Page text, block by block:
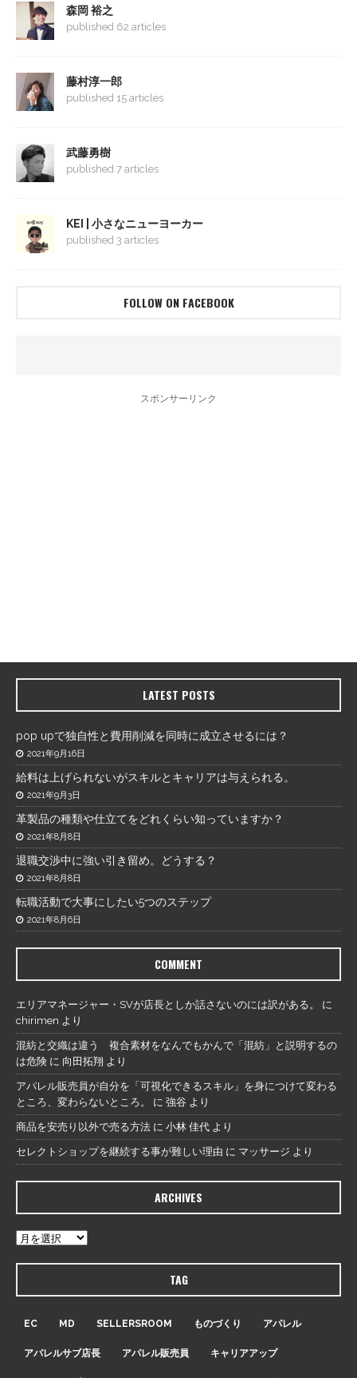
森岡 裕之
published 62 articles
藤村淳一郎
published 15 articles
武藤勇樹
published 7 articles
KEI | 小さなニューヨーカー
published 3 articles
FOLLOW ON FACEBOOK
スポンサーリンク
LATEST POSTS
pop upで独自性と費用削減を同時に成立させるには？
2021年9月16日
給料は上げられないがスキルとキャリアは与えられる。
2021年9月3日
革製品の種類や仕立てをどれくらい知っていますか？
2021年8月8日
退職交渉中に強い引き留め。どうする？
2021年8月8日
転職活動で大事にしたい5つのステップ
2021年8月6日
COMMENT
エリアマネージャー・SVが店長としか話さないのには訳がある。
に
chirimen より
混紡と交織は違う 複合素材をなんでもかんで「混紡」と説明するの
は危険 に 向田拓翔 より
アパレル販売員が自分を「可視化できるスキル」を身につけて変わる
ところ、変わらないところ。
に 強谷 より
商品を安売り以外で売る方法 に 小林 佳代 より
セレクトショップを継続する事が難しい理由 に マッサージ より
ARCHIVES
TAG
EC MD SELLERSROOM ものづくり アパレル
アパレルサブ店長 アパレル販売員 キャリアアップ